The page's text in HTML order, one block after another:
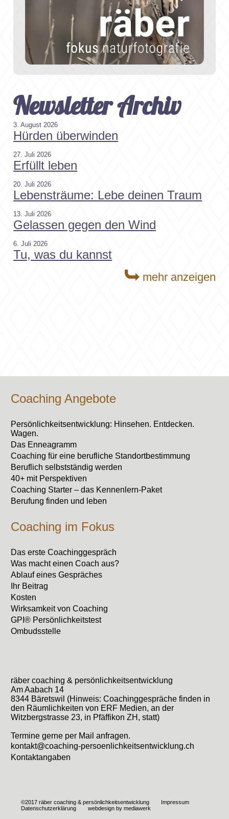
Newsletter Archiv
3. August 2026
Hürden überwinden
27. Juli 2026
Erfüllt leben
20. Juli 2026
Lebensträume: Lebe deinen Traum
13. Juli 2026
Gelassen gegen den Wind
6. Juli 2026
Tu, was du kannst
mehr anzeigen
Coaching Angebote
Persönlichkeitsentwicklung: Hinsehen. Entdecken.
Wagen.
Das Enneagramm
Coaching für eine berufliche Standortbestimmung
Beruflich selbstständig werden
40+ mit Perspektiven
Coaching Starter – das Kennenlern-Paket
Berufung finden und leben
Coaching im Fokus
Das erste Coachinggespräch
Was macht einen Coach aus?
Ablauf eines Gespräches
Ihr Beitrag
Kosten
Wirksamkeit von Coaching
GPI® Persönlichkeitstest
Ombudsstelle
räber coaching & persönlichkeitsentwicklung
Am Aabach 14
8344 Bäretswil (Hinweis: Coachinggespräche finden in
den Räumlichkeiten von ERF Medien, an der
Witzbergstrasse 23, in Pfäffikon ZH, statt)
Termine gerne per Mail anfragen.
kontakt@coaching-persoenlichkeitsentwicklung.ch
Kontaktangaben
©2017 räber coaching & persönlichkeitsentwicklung
Impressum
Datenschutzerklärung
webdesign by mediawerk